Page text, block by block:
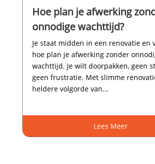
Hoe plan je afwerking
onnodige wachttijd?
Je staat midden in een renovatie en
hoe plan je afwerking zonder
wachttijd.​ Je wilt doorpakken, geen
geen frustratie.​ Met slimme
heldere volgorde van...
Lees Meer